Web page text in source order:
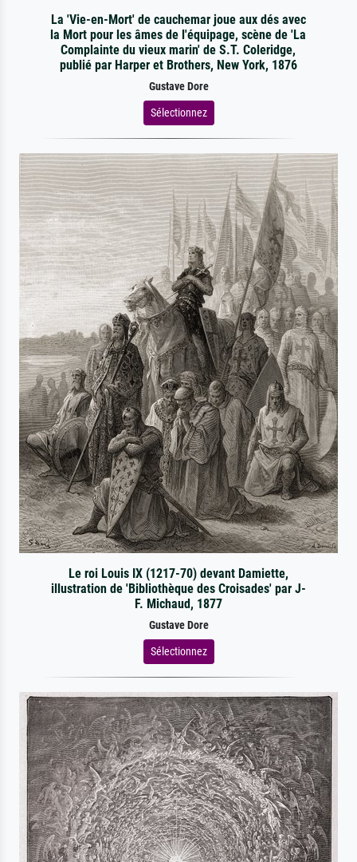
La 'Vie-en-Mort' de cauchemar joue aux dés avec
la Mort pour les âmes de l'équipage, scène de 'La
Complainte du vieux marin' de S.T. Coleridge,
publié par Harper et Brothers, New York, 1876
Gustave Dore
Sélectionnez
Le roi Louis IX (1217-70) devant Damiette,
illustration de 'Bibliothèque des Croisades' par J-
F. Michaud, 1877
Gustave Dore
Sélectionnez